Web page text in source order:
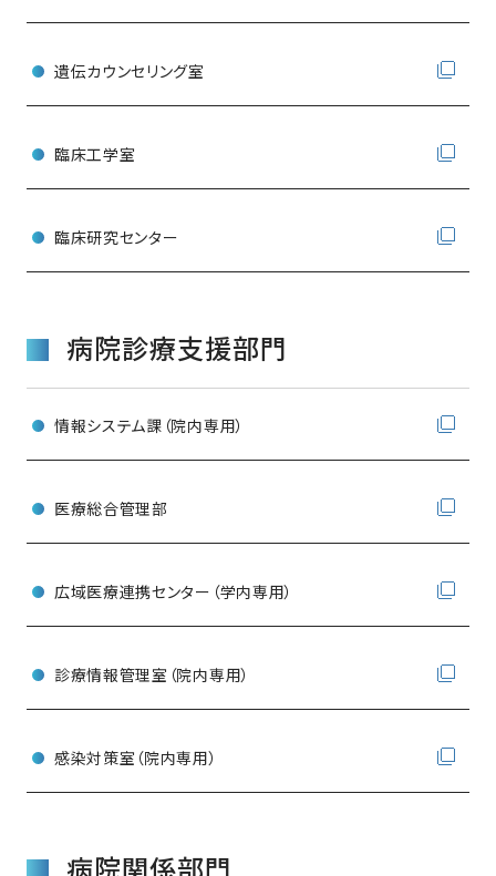
遺伝カウンセリング室
臨床工学室
臨床研究センター
病院診療支援部門
情報システム課（院内専用）
医療総合管理部
広域医療連携センター（学内専用）
診療情報管理室（院内専用）
感染対策室（院内専用）
病院関係部門